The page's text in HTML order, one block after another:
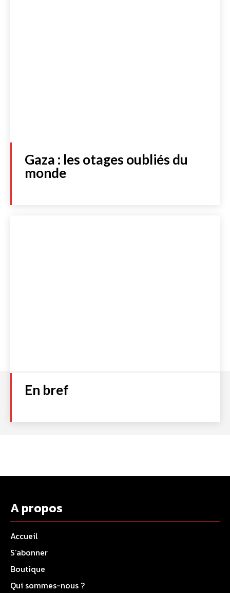
Gaza : les otages oubliés du
monde
En bref
A propos
Accueil
S’abonner
Boutique
Qui sommes-nous ?